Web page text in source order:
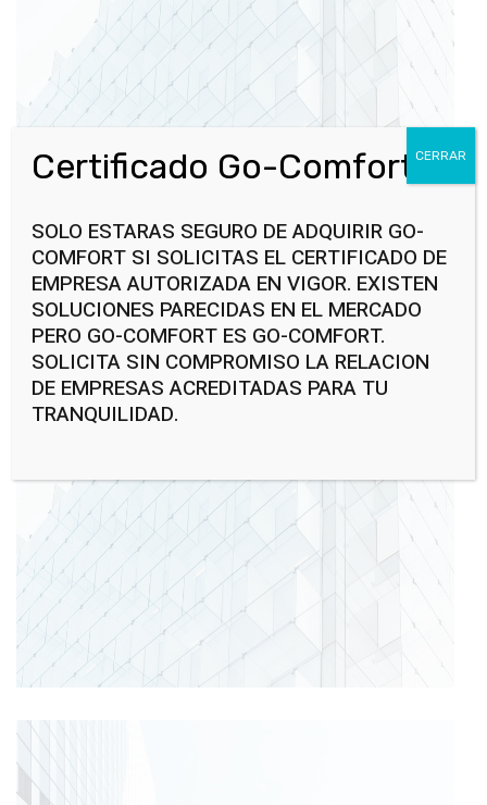
Certificado Go-Comfort
SOLO ESTARAS SEGURO DE ADQUIRIR GO-
COMFORT SI SOLICITAS EL CERTIFICADO DE
EMPRESA AUTORIZADA EN VIGOR. EXISTEN
SOLUCIONES PARECIDAS EN EL MERCADO
PERO GO-COMFORT ES GO-COMFORT.
SOLICITA SIN COMPROMISO LA RELACION
DE EMPRESAS ACREDITADAS PARA TU
TRANQUILIDAD.
CERRAR